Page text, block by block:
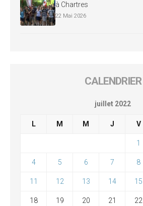
à Chartres
22 Mai 2026
CALENDRIER
juillet 2022
L M M J V
1
4 5 6 7 8
11 12 13 14 15
18 19 20 21 22